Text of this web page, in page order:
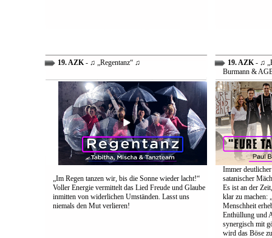
19. AZK- ♫ „Regentanz“ ♫
„Im Regen tanzen wir, bis die Sonne wieder lacht!“
Voller Energie vermittelt das Lied Freude und Glaube
inmitten von widerlichen Umständen. Lasst uns
niemals den Mut verlieren!
19. AZK- ♫
Burmann &
Immer
satanischer
Es ist an der
klar zu machen:
Menschheit
Enthüllung und
synergisch mit
wird das Böse